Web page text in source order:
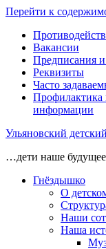
Перейти к
Вакансии
Предписания
Реквизиты
Часто
Профилактика
информации
Ульяновский
…дети наше
Гнёздышко
О
Наши
Наша